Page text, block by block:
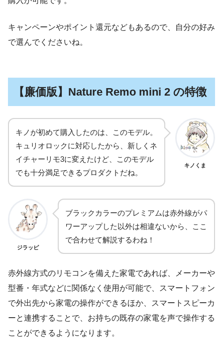
キャンペーンやポイント還元などもあるので、自分の好み
で選んでくださいね。
【廉価版】Nature Remo mini 2 の特徴
キノが初めて購入したのは、このモデル。
キュリオロックに対応したから、新しくネ
イチャーリモ3に変えたけど、このモデル
でも十分満足できるプロダクトだね。
キノくま
ジラッピ
ブラックカラーのプレミアムは赤外線がパ
ワーアップした以外は相違ないから、ここ
で合わせて解説するわね！
赤外線方式のリモコンを備えた家電であれば、メーカーや
型番・年式などに関係なく使用が可能で、スマートフォン
で外出先から家電の操作ができるほか、スマートスピーカ
ーと連携することで、お持ちの既存の家電を声で操作する
ことができるようになります。